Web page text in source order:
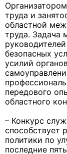
труда и
областной
труда. Задача
безопасных
усилий
передового
областного
– Конкурс
способствует
политики по
последние